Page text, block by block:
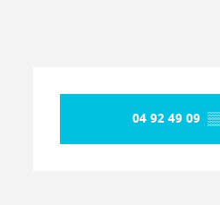
Ouverture et
04 92 49 09